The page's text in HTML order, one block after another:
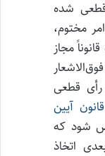
شده
مختوم،
مجاز
قطعی
قانون آیین
نقض شود که
اتخاذ